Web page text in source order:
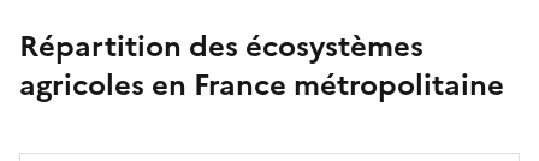
Répartition des écosystèmes
agricoles en France métropolitaine